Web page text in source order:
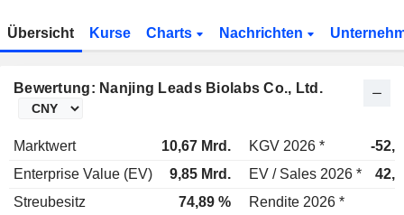
Übersicht Kurse Charts Nachrichten
Bewertung: Nanjing Leads Biolabs Co., Ltd.
Marktwert 10,67 Mrd. KGV 2026 *
-
Enterprise Value (EV)
9,85 Mrd. EV / Sales 2026 *
Streubesitz
74,89 % Rendite 2026 *